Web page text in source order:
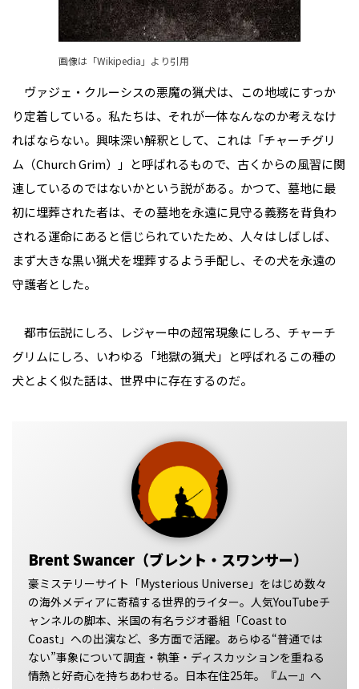
画像は「Wikipedia 」より引用
ヴァジェ・クルーシスの悪魔の猟犬は、この地域にすっか
り定着している。私たちは、それが一体なんなのか考えなけ
ればならない。興味深い解釈として、これは「チャーチグリ
ム（Church Grim）」と呼ばれるもので、古くからの風習に関
連しているのではないかという説がある。かつて、墓地に最
初に埋葬された者は、その墓地を永遠に見守る義務を背負わ
される運命にあると信じられていたため、人々はしばしば、
まず大きな黒い猟犬を埋葬するよう手配し、その犬を永遠の
守護者とした。
都市伝説にしろ、レジャー中の超常現象にしろ、チャーチ
グリムにしろ、いわゆる「地獄の猟犬」と呼ばれるこの種の
犬とよく似た話は、世界中に存在するのだ。
Brent Swancer（ブレント・スワンサー）
豪ミステリーサイト「Mysterious Universe」をはじめ数々
の海外メディアに寄稿する世界的ライター。人気YouTubeチ
ャンネルの脚本、米国の有名ラジオ番組「Coast to
Coast」への出演など、多方面で活躍。あらゆる“普通では
ない”事象について調査・執筆・ディスカッションを重ねる
情熱と好奇心を持ちあわせる。日本在住25年。『ムー』へ